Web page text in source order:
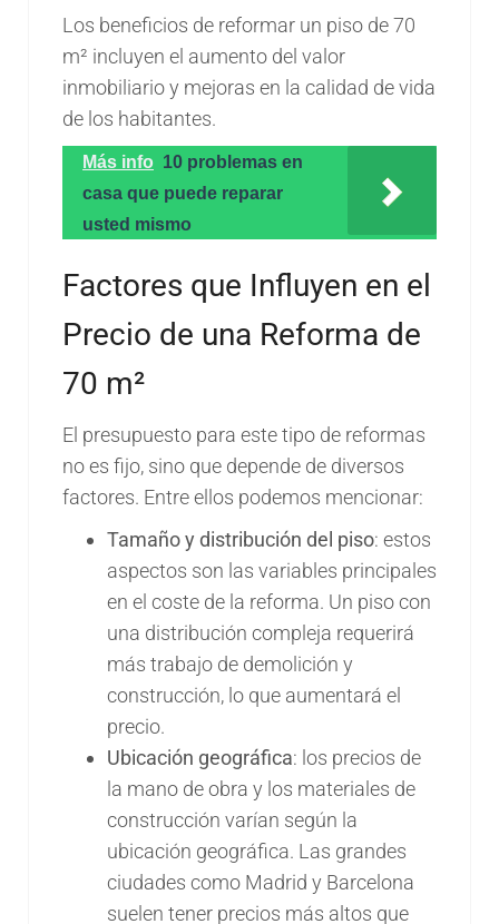
Los beneficios de reformar un piso de 70
m² incluyen el aumento del valor
inmobiliario y mejoras en la calidad de vida
de los habitantes.
Más info 10 problemas en
casa que puede reparar
usted mismo
Factores que Influyen en el
Precio de una Reforma de
70 m²
El presupuesto para este tipo de reformas
no es fijo, sino que depende de diversos
factores. Entre ellos podemos mencionar:
Tamaño y distribución del piso: estos
aspectos son las variables principales
en el coste de la reforma. Un piso con
una distribución compleja requerirá
más trabajo de demolición y
construcción, lo que aumentará el
precio.
Ubicación geográfica: los precios de
la mano de obra y los materiales de
construcción varían según la
ubicación geográfica. Las grandes
ciudades como Madrid y Barcelona
suelen tener precios más altos que